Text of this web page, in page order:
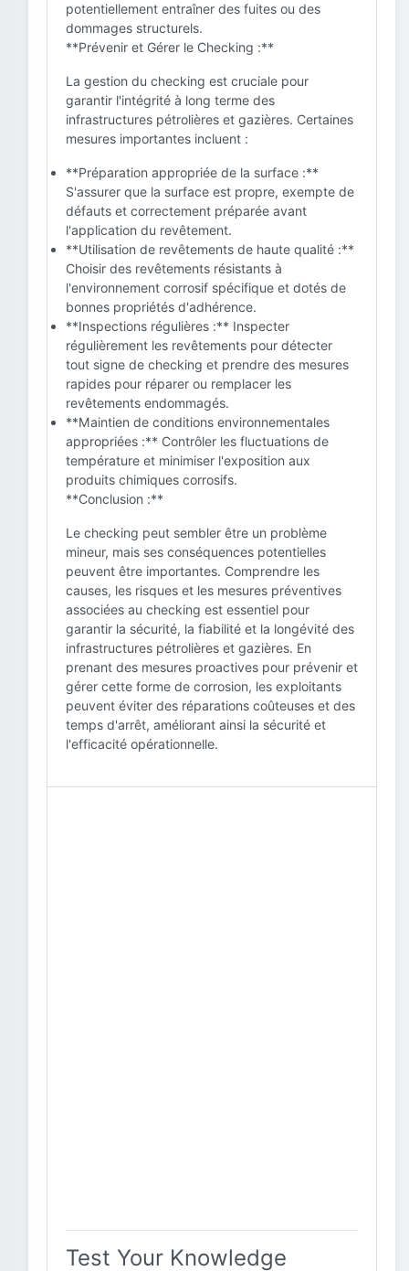
potentiellement entraîner des fuites ou des
dommages structurels.
**Prévenir et Gérer le Checking :**
La gestion du checking est cruciale pour
garantir l'intégrité à long terme des
infrastructures pétrolières et gazières. Certaines
mesures importantes incluent :
**Préparation appropriée de la surface :**
S'assurer que la surface est propre, exempte de
défauts et correctement préparée avant
l'application du revêtement.
**Utilisation de revêtements de haute qualité :**
Choisir des revêtements résistants à
l'environnement corrosif spécifique et dotés de
bonnes propriétés d'adhérence.
**Inspections régulières :** Inspecter
régulièrement les revêtements pour détecter
tout signe de checking et prendre des mesures
rapides pour réparer ou remplacer les
revêtements endommagés.
**Maintien de conditions environnementales
appropriées :** Contrôler les fluctuations de
température et minimiser l'exposition aux
produits chimiques corrosifs.
**Conclusion :**
Le checking peut sembler être un problème
mineur, mais ses conséquences potentielles
peuvent être importantes. Comprendre les
causes, les risques et les mesures préventives
associées au checking est essentiel pour
garantir la sécurité, la fiabilité et la longévité des
infrastructures pétrolières et gazières. En
prenant des mesures proactives pour prévenir et
gérer cette forme de corrosion, les exploitants
peuvent éviter des réparations coûteuses et des
temps d'arrêt, améliorant ainsi la sécurité et
l'efficacité opérationnelle.
Test Your Knowledge